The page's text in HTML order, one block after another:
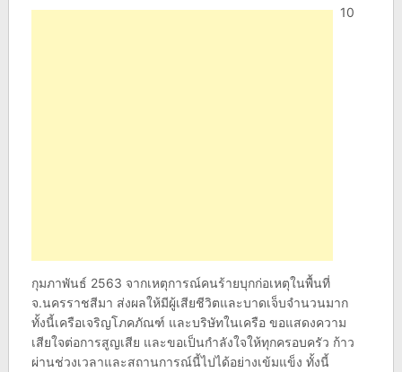
10
กุมภาพันธ์ 2563 จากเหตุการณ์คนร้ายบุกก่อเหตุในพื้นที่
จ.นครราชสีมา ส่งผลให้มีผู้เสียชีวิตและบาดเจ็บจำนวนมาก
ทั้งนี้เครือเจริญโภคภัณฑ์ และบริษัทในเครือ ขอแสดงความ
เสียใจต่อการสูญเสีย และขอเป็นกำลังใจให้ทุกครอบครัว ก้าว
ผ่านช่วงเวลาและสถานการณ์นี้ไปได้อย่างเข้มแข็ง ทั้งนี้